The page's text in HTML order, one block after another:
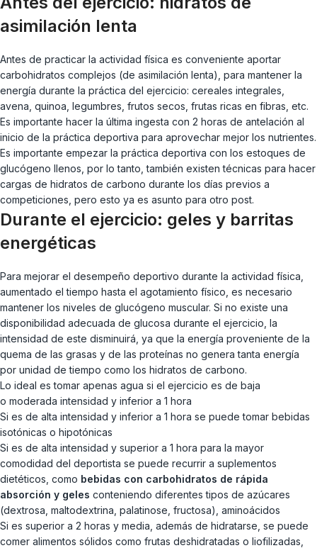
asimilación lenta
Antes de practicar la actividad física es conveniente aportar
carbohidratos complejos (de asimilación lenta), para mantener la
energía durante la práctica del ejercicio: cereales integrales,
avena, quinoa, legumbres, frutos secos, frutas ricas en fibras, etc.
Es importante hacer la última ingesta con 2 horas de antelación al
inicio de la práctica deportiva para aprovechar mejor los nutrientes.
Es importante empezar la práctica deportiva con los estoques de
glucógeno llenos, por lo tanto, también existen técnicas para hacer
cargas de hidratos de carbono durante los días previos a
competiciones, pero esto ya es asunto para otro post.
Durante el ejercicio: geles y barritas
energéticas
Para mejorar el desempeño deportivo durante la actividad física,
aumentado el tiempo hasta el agotamiento físico, es necesario
mantener los niveles de glucógeno muscular. Si no existe una
disponibilidad adecuada de glucosa durante el ejercicio, la
intensidad de este disminuirá, ya que la energía proveniente de la
quema de las grasas y de las proteínas no genera tanta energía
por unidad de tiempo como los hidratos de carbono.
Lo ideal es tomar apenas agua si el ejercicio es de baja
o moderada intensidad y inferior a 1 hora
Si es de alta intensidad y inferior a 1 hora se puede tomar bebidas
isotónicas o hipotónicas
Si es de alta intensidad y superior a 1 hora para la mayor
comodidad del deportista se puede recurrir a suplementos
dietéticos, como bebidas con carbohidratos de rápida
absorción y geles conteniendo diferentes tipos de azúcares
(dextrosa, maltodextrina, palatinose, fructosa), aminoácidos
Si es superior a 2 horas y media, además de hidratarse, se puede
comer alimentos sólidos como frutas deshidratadas o liofilizadas,